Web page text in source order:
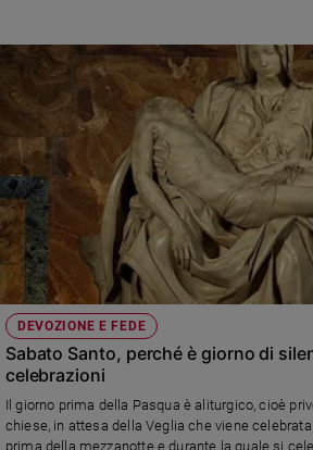
Chi
siamo
Contatti
Pubblicità
Registrati
Redazione
Social
DEVOZIONE E FEDE
Sabato Santo, perché è giorno di
celebrazioni
Il giorno prima della Pasqua è aliturgico, cioè
chiese, in attesa della Veglia che viene
prima della mezzanotte e durante la quale si